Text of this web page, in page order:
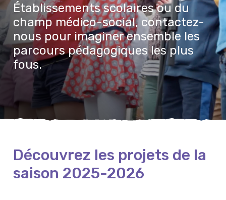
Établissements scolaires ou du
champ médico-social, contactez-
nous pour imaginer ensemble les
parcours pédagogiques les plus
fous.
Découvrez les projets de la
saison 2025-2026